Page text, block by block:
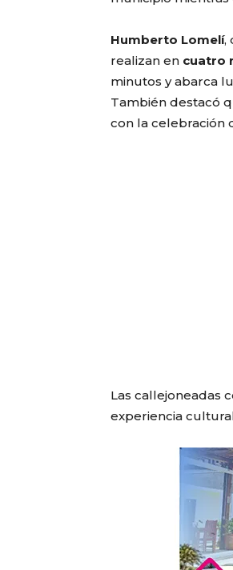
Humberto Lomelí,
realizan en cuatro
minutos y abarca
También destacó
con la celebración
Las callejoneadas
experiencia